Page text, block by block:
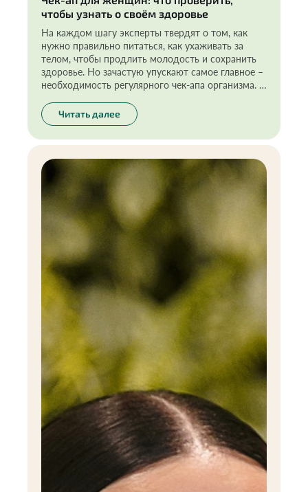
чтобы узнать о своём здоровье
На каждом шагу эксперты твердят о том, как
нужно правильно питаться, как ухаживать за
телом, чтобы продлить молодость и сохранить
здоровье. Но зачастую упускают самое главное –
необходимость регулярного чек-апа организма. И
про ответственный и осознанный подход к
своему здоровью. Я давно выработала эту
полезную привычку, ведь предупреждён — значит
Читать далее